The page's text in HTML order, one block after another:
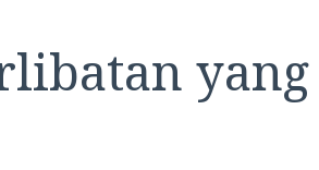
yang